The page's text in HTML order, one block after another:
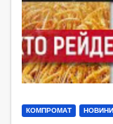
КОМПРОМАТ НОВИНИ